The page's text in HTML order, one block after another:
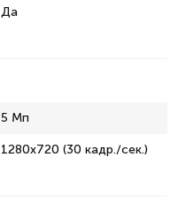
Да
5 Мп
1280x720 (30 кадр./сек.)